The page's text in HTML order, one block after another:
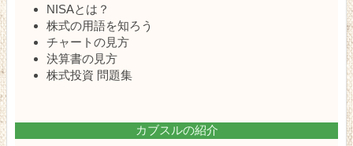
NISAとは？
株式の用語を知ろう
チャートの見方
決算書の見方
株式投資 問題集
カブスルの紹介